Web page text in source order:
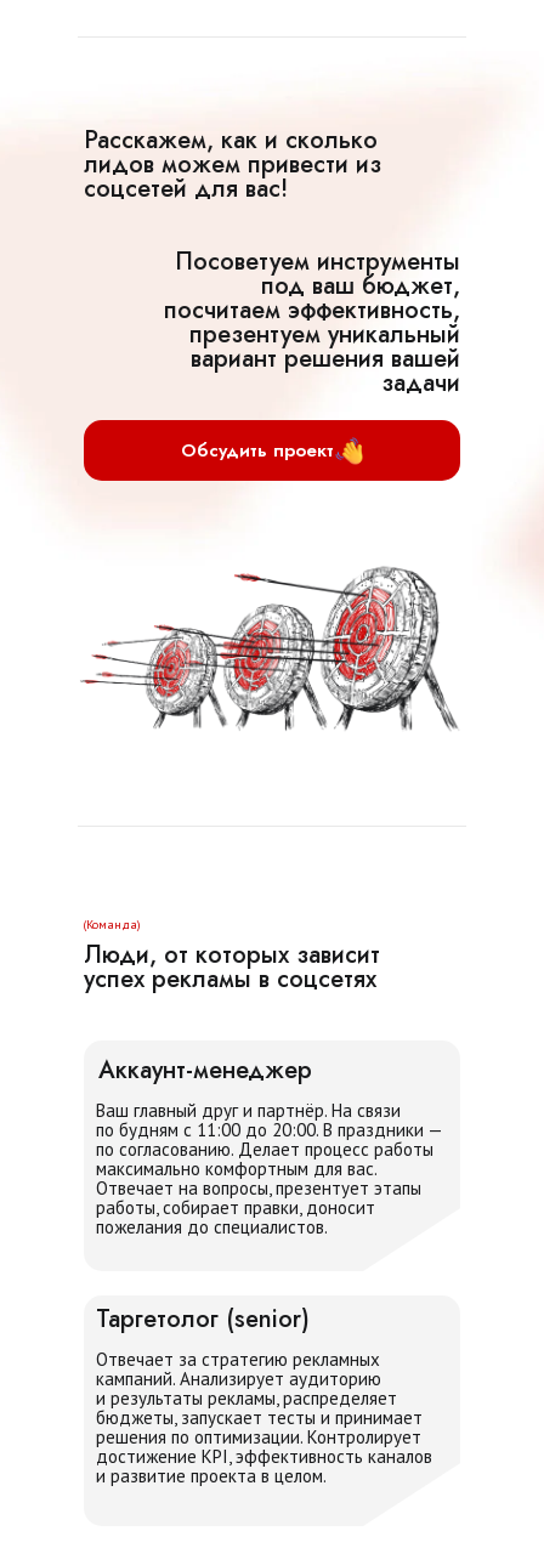
Отвечает за стратегию рекламных
кампаний. Анализирует аудиторию
и результаты рекламы, распределяет
бюджеты, запускает тесты и принимает
решения по оптимизации. Контролирует
достижение KPI, эффективность каналов
и развитие проекта в целом.
Таргетолог (senior)
Ваш главный друг и партнёр. На связи
по будням с 11:00 до 20:00. В праздники —
по согласованию. Делает процесс работы
максимально комфортным для вас.
Отвечает на вопросы, презентует этапы
работы, собирает правки, доносит
пожелания до специалистов.
Аккаунт-менеджер
Люди, от которых зависит
успех рекламы в соцсетях
(Команда)
Обсудить проект
Расскажем, как и сколько
лидов можем привести из
соцсетей для вас!
Посоветуем инструменты
под ваш бюджет,
посчитаем эффективность,
презентуем уникальный
вариант решения вашей
задачи